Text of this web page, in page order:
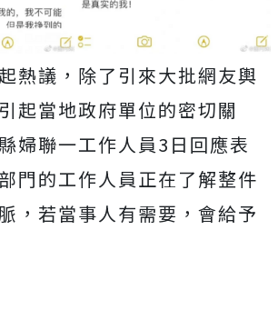
熱議，除了引來大批網友輿
起當地政府單位的密切關
婦聯一工作人員3日回應表
門的工作人員正在了解整件
，若當事人有需要，會給予